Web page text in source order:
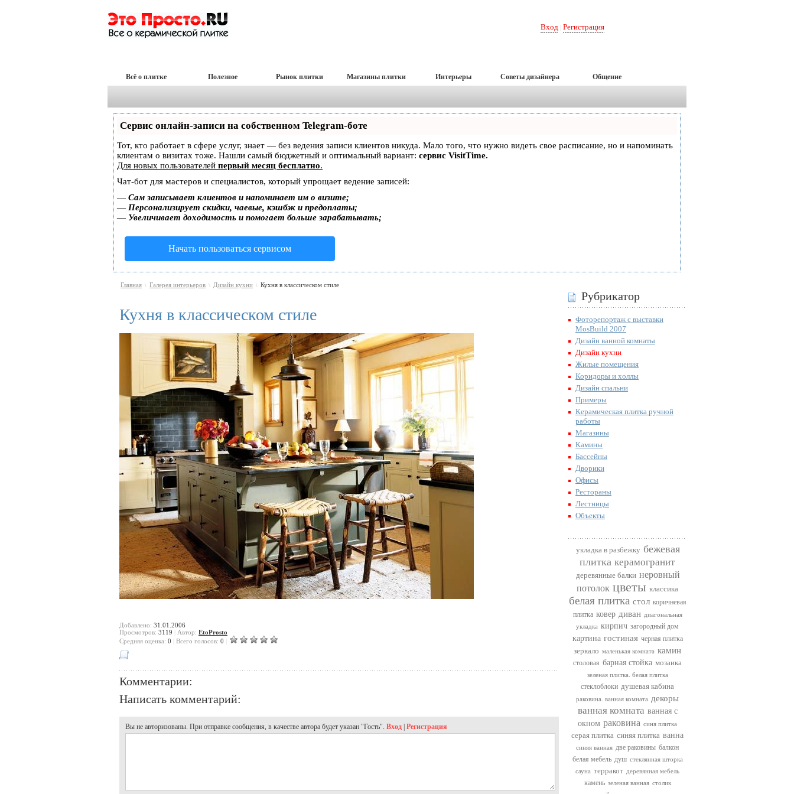
Вход Регистрация
Всё о плитке Полезное Рынок плитки Магазины плитки Интерьеры Советы дизайнера Общение
Сервис онлайн-записи на собственном Telegram-боте
Тот, кто работает в сфере услуг, знает — без ведения записи клиентов никуда. Мало того, что нужно видеть свое расписание, но и напоминать
клиентам о визитах тоже. Нашли самый бюджетный и оптимальный вариант: сервис VisitTime.
Для новых пользователей первый месяц бесплатно.
Чат-бот для мастеров и специалистов, который упрощает ведение записей:
— Сам записывает клиентов и напоминает им о визите;
— Персонализирует скидки, чаевые, кэшбэк и предоплаты;
— Увеличивает доходимость и помогает больше зарабатывать;
Начать пользоваться сервисом
Главная \ Галерея интерьеров \ Дизайн кухни \ Кухня в классическом стиле
Кухня в классическом стиле
Добавлено: 31.01.2006
Просмотров: 3119 Автор: EtoProsto
Cредняя оценка: 0 Всего голосов: 0
Комментарии:
Написать комментарий:
Вы не авторизованы. При отправке сообщения, в качестве автора будет указан "Гость". Вход | Регистрация
Рубрикатор
Фоторепортаж с выставки
MosBuild 2007
Дизайн ванной комнаты
Дизайн кухни
Жилые помещения
Коридоры и холлы
Дизайн спальни
Примеры
Керамическая плитка ручной
работы
Магазины
Камины
Бассейны
Дворики
Офисы
Рестораны
Лестницы
Объекты
укладка в разбежку бежевая
плитка керамогранит
деревянные балки неровный
потолок цветы классика
белая плитка стол коричневая
плитка ковер диван диагональная
укладка кирпич загородный дом
картина гостиная черная плитка
зеркало маленькая комната камин
столовая барная стойка мозаика
зеленая плитка. белая плитка
стеклоблоки душевая кабина
раковина. ванная комната декоры
ванная комната ванная с
окном раковина синя плитка
серая плитка синяя плитка ванна
синяя ванная две раковины балкон
белая мебель душ стеклянная шторка
сауна терракот деревянная мебель
камень зеленая ванная столик